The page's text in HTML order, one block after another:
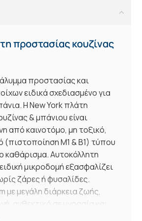
προστασίας κουζίνας
προστασίας και
ειδικά σχεδιασμένο για
Η New York πλάτη
& μπάνιου είναι
από καινοτόμο, μη τοξικό,
(πιστοποίηση Μ1 & Β1) τύπου
καθάρισμα. Αυτοκόλλητη
μικροδομή εξασφαλίζει
ζάρες ή φυσαλίδες.
με μεγάλη διάρκεια ζωής,
ανθεκτικό σε υγρασία και
καλύμματος: 240 x 60 x